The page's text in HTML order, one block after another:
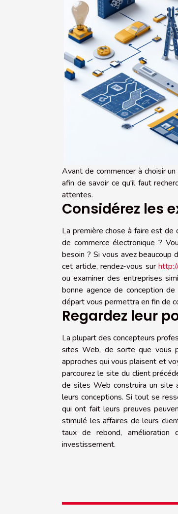
Avant de commencer à choisir
afin de savoir ce qu'il faut
attentes.
Considérez les
La première chose à faire est
de commerce électronique ?
besoin ? Si vous avez beaucoup
cet article, rendez-vous sur
ou examiner des entreprises
bonne agence de conception
départ vous permettra en fin de
Regardez leur
La plupart des concepteurs
sites Web, de sorte que vous
approches qui vous plaisent et
parcourez le site du client
de sites Web construira un site
leurs conceptions. Si tout se
qui ont fait leurs preuves
stimulé les affaires de leurs
taux de rebond,
investissement.